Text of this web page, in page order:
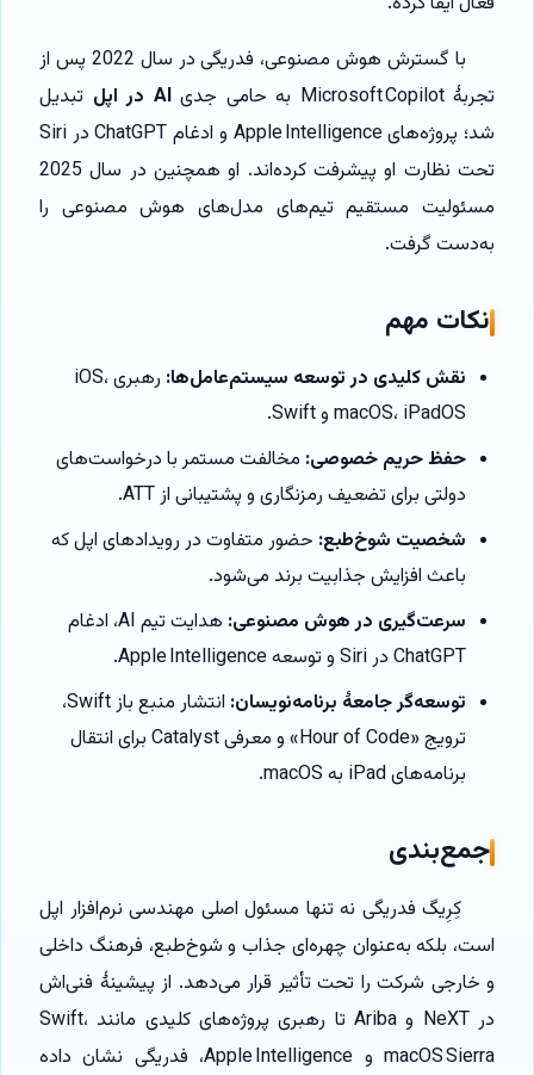
با گسترش هوش مصنوعی، فدریگی در سال 2022 پس از
تجربهٔ Microsoft Copilot به حامی جدی
AI در اپل
تبدیل
شد؛ پروژه‌های Apple Intelligence و ادغام ChatGPT در Siri
تحت نظارت او پیشرفت کرده‌اند. او همچنین در سال 2025
مسئولیت مستقیم تیم‌های مدل‌های هوش مصنوعی را
به‌دست گرفت.
نکات مهم
نقش کلیدی در توسعه سیستم‌عامل‌ها:
رهبری iOS،
macOS، iPadOS و Swift.
حفظ حریم خصوصی: مخالفت مستمر با درخواست‌های
دولتی برای تضعیف رمزنگاری و پشتیبانی از ATT.
شخصیت شوخ‌طبع: حضور متفاوت در رویدادهای اپل که
باعث افزایش جذابیت برند می‌شود.
سرعت‌گیری در هوش مصنوعی:
هدایت تیم AI، ادغام
ChatGPT در Siri و توسعه Apple Intelligence.
توسعه‌گر جامعهٔ برنامه‌نویسان:
انتشار منبع باز Swift،
ترویج «Hour of Code» و معرفی Catalyst برای انتقال
برنامه‌های iPad به macOS.
جمع‌بندی
کِرِیگ فدریگی نه تنها مسئول اصلی مهندسی نرم‌افزار اپل
است، بلکه به‌عنوان چهره‌ای جذاب و شوخ‌طبع، فرهنگ داخلی
و خارجی شرکت را تحت تأثیر قرار می‌دهد. از پیشینهٔ فنی‌اش
در NeXT و Ariba تا رهبری پروژه‌های کلیدی مانند Swift،
macOS Sierra و Apple Intelligence، فدریگی نشان داده